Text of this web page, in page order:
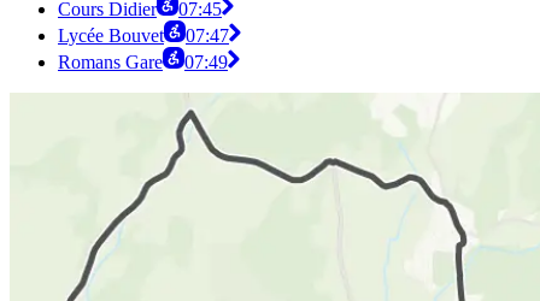
Cours Didier
07:45
Lycée Bouvet
07:47
Romans Gare
07:49